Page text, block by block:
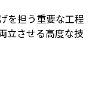
を担う重要な工程
立させる高度な技